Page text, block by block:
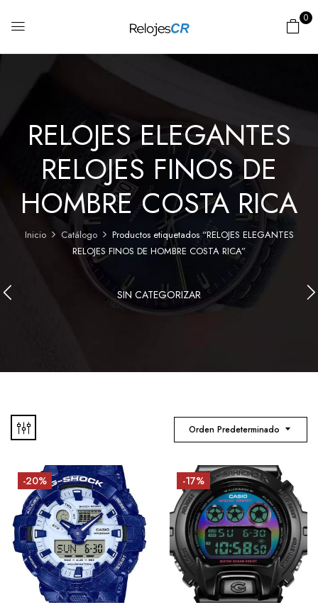
0
RELOJES ELEGANTES
RELOJES FINOS DE
HOMBRE COSTA RICA
Inicio Catálogo
Productos etiquetados “RELOJES ELEGANTES
RELOJES FINOS DE HOMBRE COSTA RICA”
SIN CATEGORIZAR
Orden Predeterminado
-20% -17%